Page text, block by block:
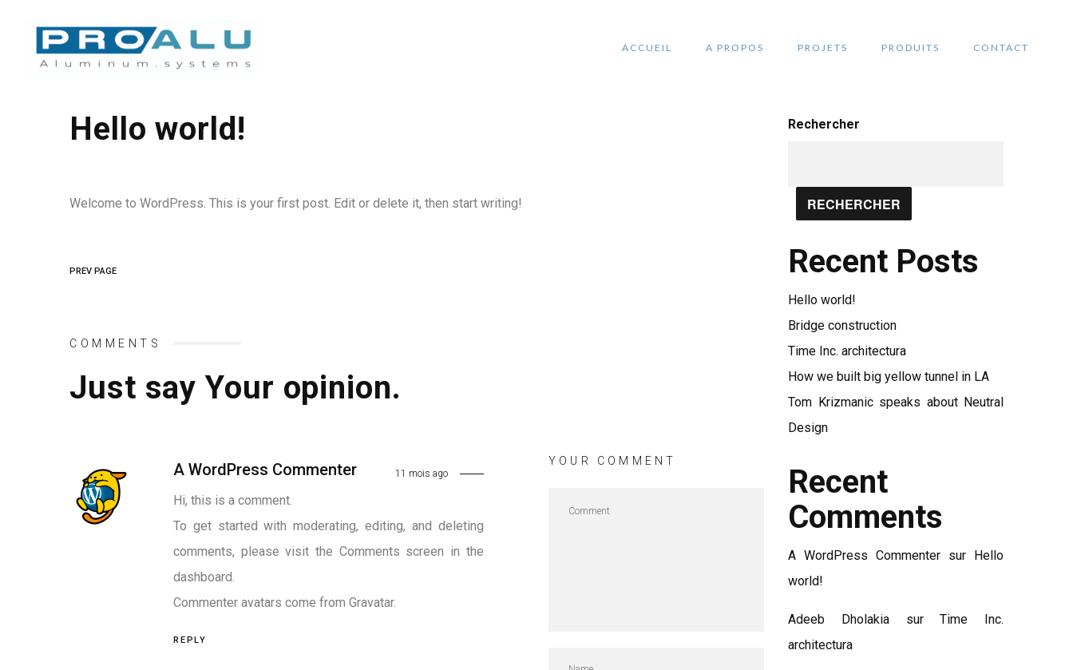
ACCUEIL A PROPOS PROJETS PRODUITS CONTACT
Hello world!
Welcome to WordPress. This is your first post. Edit or delete it, then start writing!
PREV PAGE
COMMENTS
Just say Your opinion.
A WordPress Commenter 11 mois ago
Hi, this is a comment.
To get started with moderating, editing, and deleting
comments, please visit the Comments screen in the
dashboard.
Commenter avatars come from Gravatar.
REPLY
YOUR COMMENT
Rechercher
RECHERCHER
Recent Posts
Hello world!
Bridge construction
Time Inc. architectura
How we built big yellow tunnel in LA
Tom Krizmanic speaks about Neutral
Design
Recent
Comments
A WordPress Commenter sur Hello
world!
Adeeb DholakiasurTime Inc.
architectura